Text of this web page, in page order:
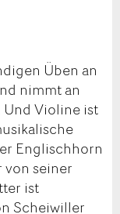
Üben an
nimmt an
Und Violine ist
Englischhorn
von seiner
ist
Scheiwiller